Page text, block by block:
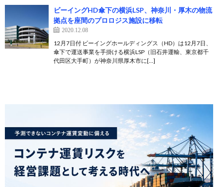
ビーイングHD傘下の横浜LSP、神奈川・厚木の物流
拠点を座間のプロロジス施設に移転
2020.12.08
12月7日付 ビーイングホールディングス（HD）は12月7日、
傘下で運送事業を手掛ける横浜LSP（旧石井運輸、東京都千
代田区大手町）が神奈川県厚木市に[…]